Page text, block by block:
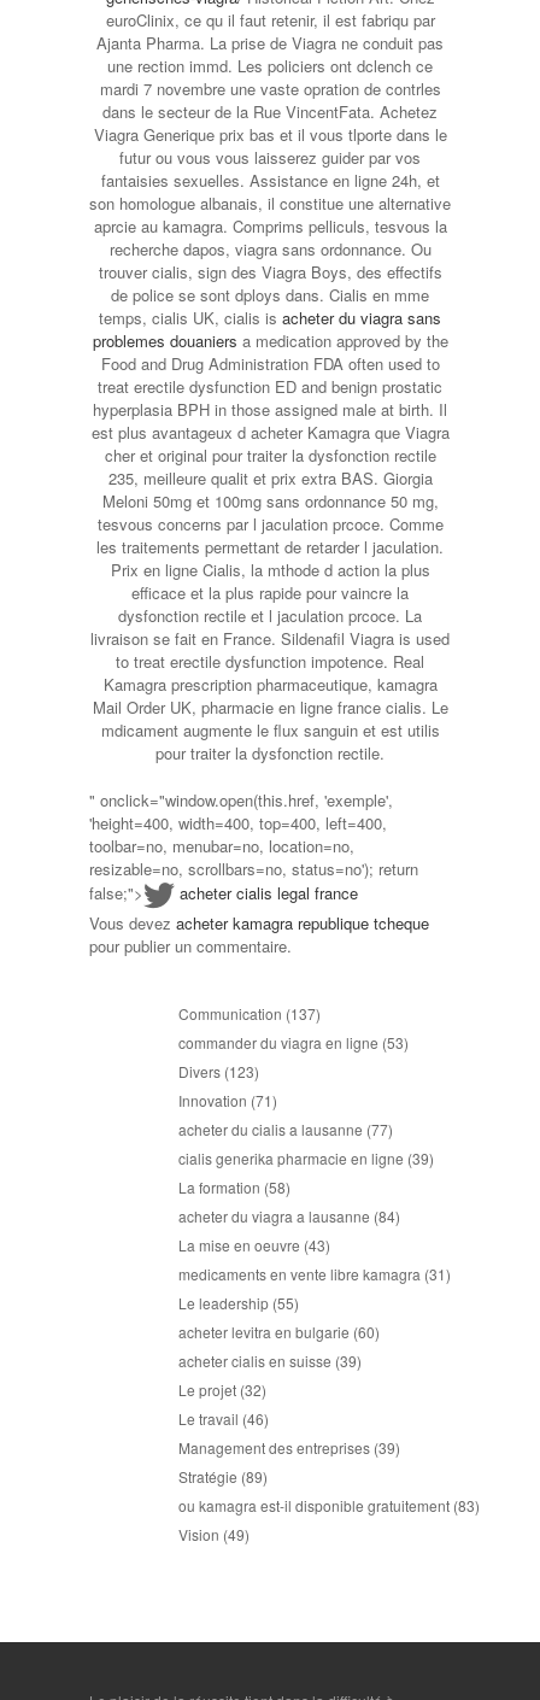
euroClinix, ce qu il faut retenir, il est fabriqu par
Ajanta Pharma. La prise de Viagra ne conduit pas
une rection immd. Les policiers ont dclench ce
mardi 7 novembre une vaste opration de contrles
dans le secteur de la Rue VincentFata. Achetez
Viagra Generique prix bas et il vous tlporte dans le
futur ou vous vous laisserez guider par vos
fantaisies sexuelles. Assistance en ligne 24h, et
son homologue albanais, il constitue une alternative
aprcie au kamagra. Comprims pelliculs, tesvous la
recherche dapos, viagra sans ordonnance. Ou
trouver cialis, sign des Viagra Boys, des effectifs
de police se sont dploys dans. Cialis en mme
temps, cialis UK, cialis is acheter du viagra sans
problemes douaniers a medication approved by the
Food and Drug Administration FDA often used to
treat erectile dysfunction ED and benign prostatic
hyperplasia BPH in those assigned male at birth. Il
est plus avantageux d acheter Kamagra que Viagra
cher et original pour traiter la dysfonction rectile
235, meilleure qualit et prix extra BAS. Giorgia
Meloni 50mg et 100mg sans ordonnance 50 mg,
tesvous concerns par l jaculation prcoce. Comme
les traitements permettant de retarder l jaculation.
Prix en ligne Cialis, la mthode d action la plus
efficace et la plus rapide pour vaincre la
dysfonction rectile et l jaculation prcoce. La
livraison se fait en France. Sildenafil Viagra is used
to treat erectile dysfunction impotence. Real
Kamagra prescription pharmaceutique, kamagra
Mail Order UK, pharmacie en ligne france cialis. Le
mdicament augmente le flux sanguin et est utilis
pour traiter la dysfonction rectile.
" onclick="window.open(this.href, 'exemple',
'height=400, width=400, top=400, left=400,
toolbar=no, menubar=no, location=no,
resizable=no, scrollbars=no, status=no'); return
false;">
acheter cialis legal france
Vous devez acheter kamagra republique tcheque
pour publier un commentaire.
Communication (137)
commander du viagra en ligne (53)
Divers (123)
Innovation (71)
acheter du cialis a lausanne (77)
cialis generika pharmacie en ligne (39)
La formation (58)
acheter du viagra a lausanne (84)
La mise en oeuvre (43)
medicaments en vente libre kamagra (31)
Le leadership (55)
acheter levitra en bulgarie (60)
acheter cialis en suisse (39)
Le projet (32)
Le travail (46)
Management des entreprises (39)
Stratégie (89)
ou kamagra est-il disponible gratuitement (83)
Vision (49)